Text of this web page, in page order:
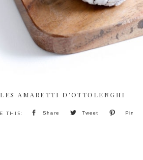
LES AMARETTI D’OTTOLENGHI
Share Tweet Pin